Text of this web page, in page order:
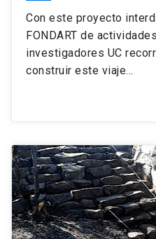
Con este proyecto
FONDART de
investigadores UC
construir este viaje…